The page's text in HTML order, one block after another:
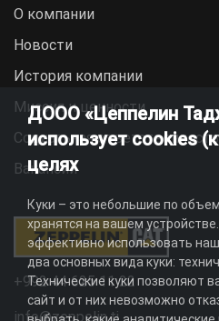
О компании
Новости
История компании
Миссия и ценности
Социальная ответственность
Вакансии
+992 44 625 11 22
info@zeppelin.tj
ДООО «Цеппелин
использует cookies
целях
Куки – это небольшие по
хранятся на вашем
эффективно использовать
два основных вида куки:
Технические куки позволяют
сайт и от них невозможно